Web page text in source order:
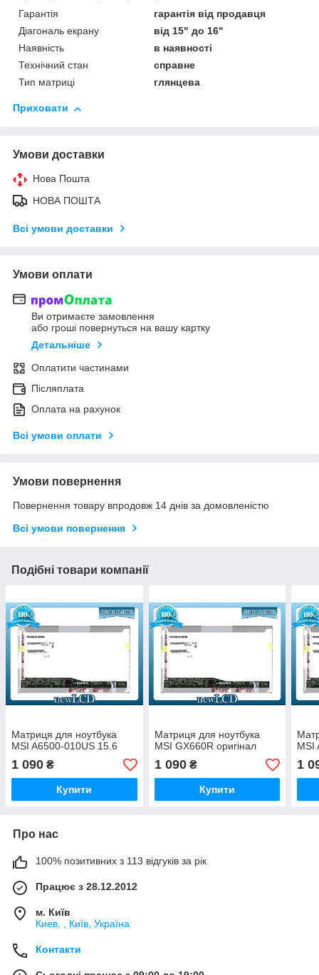
Гарантія
гарантія від продавця
Діагональ екрану
від 15" до 16"
Наявність
в наявності
Технічний стан
справне
Тип матриці
глянцева
Приховати
Умови доставки
Нова Пошта
НОВА ПОШТА
Всі умови доставки
Умови оплати
Ви отримаєте замовлення
або гроші повернуться на вашу картку
Детальніше
Оплатити частинами
Післяплата
Оплата на рахунок
Всі умови оплати
Умови повернення
Повернення товару впродовж 14 днів за домовленістю
Всі умови повернення
Подібні товари компанії
Матриця для ноутбука
MSI A6500-010US 15.6
1 090 ₴
Купити
Матриця для ноутбука
MSI GX660R оригінал
1 090₴
Купити
MSI
1
Про нас
100% позитивних з 113 відгуків за рік
Працює з 28.12.2012
м. Київ
Киев, , Київ, Україна
Контакти